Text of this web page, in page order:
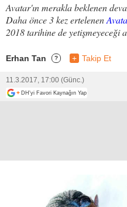
Avatar'ın merakla beklenen
Daha önce 3 kez ertelenen
2018 tarihine de yetişmeyeceği
Erhan Tan ? + Takip Et
11.3.2017, 17:00 (Günc.)
+ DH'yi Favori Kaynağın Yap